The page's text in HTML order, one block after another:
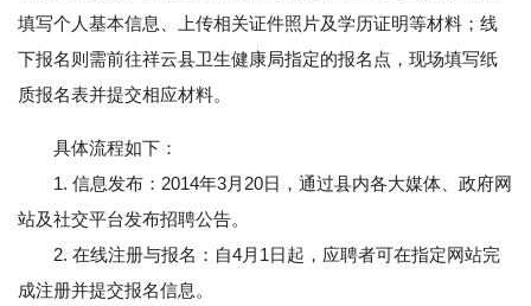
填写个人基本信息、上传相关证件照片及学历证明等材料；线
下报名则需前往祥云县卫生健康局指定的报名点，现场填写纸
质报名表并提交相应材料。
具体流程如下：
1. 信息发布：2014年3月20日，通过县内各大媒体、政府网
站及社交平台发布招聘公告。
2. 在线注册与报名：自4月1日起，应聘者可在指定网站完
成注册并提交报名信息。